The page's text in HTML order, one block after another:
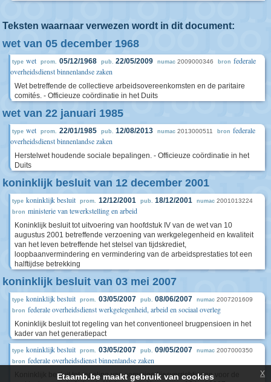
Teksten waarnaar verwezen wordt in dit document:
wet van 05 december 1968
type wet prom. 05/12/1968 pub. 22/05/2009 numac 2009000346 bron federale
overheidsdienst binnenlandse zaken
Wet betreffende de collectieve arbeidsovereenkomsten en de paritaire
comités. - Officieuze coördinatie in het Duits
wet van 22 januari 1985
type wet prom. 22/01/1985 pub. 12/08/2013 numac 2013000511 bron federale
overheidsdienst binnenlandse zaken
Herstelwet houdende sociale bepalingen. - Officieuze coördinatie in het
Duits
koninklijk besluit van 12 december 2001
type koninklijk besluit prom. 12/12/2001 pub. 18/12/2001 numac 2001013224
bron ministerie van tewerkstelling en arbeid
Koninklijk besluit tot uitvoering van hoofdstuk IV van de wet van 10
augustus 2001 betreffende verzoening van werkgelegenheid en kwaliteit
van het leven betreffende het stelsel van tijdskrediet,
loopbaanvermindering en vermindering van de arbeidsprestaties tot een
halftijdse betrekking
koninklijk besluit van 03 mei 2007
type koninklijk besluit prom. 03/05/2007 pub. 08/06/2007 numac 2007201609
bron federale overheidsdienst werkgelegenheid, arbeid en sociaal overleg
Koninklijk besluit tot regeling van het conventioneel brugpensioen in het
kader van het generatiepact
type koninklijk besluit prom. 03/05/2007 pub. 09/05/2007 numac 2007000350
bron federale overheidsdienst binnenlandse zaken
Koninklijk besluit tot regeling van sommige kiesverrichtingen voor de
Etaamb.be maakt gebruik van cookies x